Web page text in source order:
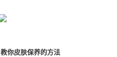
你皮肤保养的方法